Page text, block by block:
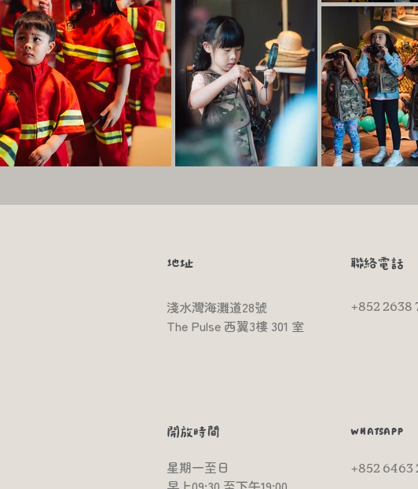
​地址
淺水灣海灘道28號
​The Pulse 西翼3樓 301 室
​聯絡電話
+852 2638
開放時間
星期一至日​
WHATSAPP
+852 6463